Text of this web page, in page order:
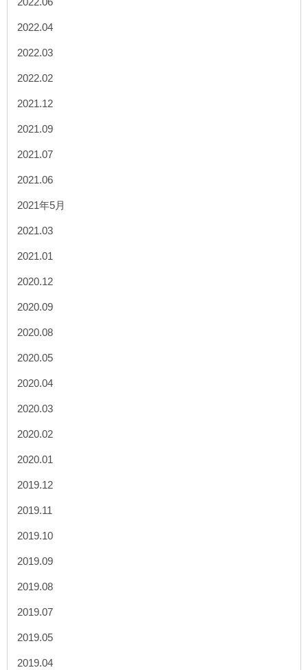
2022.04
2022.03
2022.02
2021.12
2021.09
2021.07
2021.06
2021年5月
2021.03
2021.01
2020.12
2020.09
2020.08
2020.05
2020.04
2020.03
2020.02
2020.01
2019.12
2019.11
2019.10
2019.09
2019.08
2019.07
2019.05
2019.04